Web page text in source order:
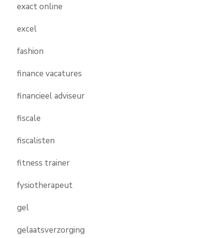
exact online
excel
fashion
finance vacatures
financieel adviseur
fiscale
fiscalisten
fitness trainer
fysiotherapeut
gel
gelaatsverzorging